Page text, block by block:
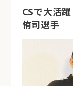
CSで大活
侑司選手